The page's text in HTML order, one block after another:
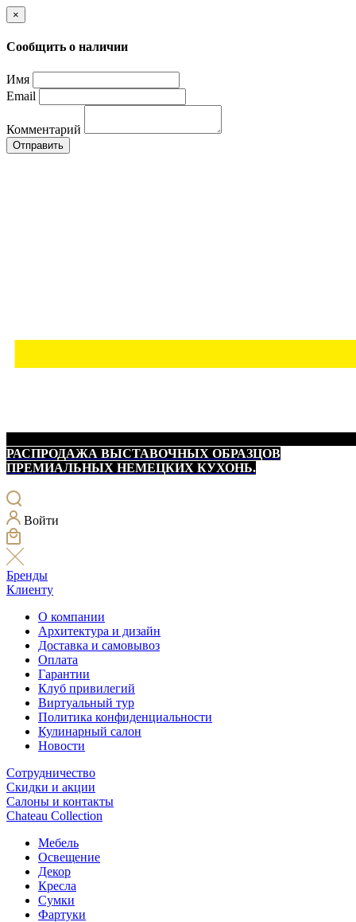
×
Сообщить о наличии
Имя
Email
Комментарий
Отправить
РАСПРОДАЖА ВЫСТАВОЧНЫХ ОБРАЗЦОВ
ПРЕМИАЛЬНЫХ НЕМЕЦКИХ КУХОНЬ.
Войти
Бренды
Клиенту
О компании
Архитектура и дизайн
Доставка и самовывоз
Оплата
Гарантии
Клуб привилегий
Виртуальный тур
Политика конфиденциальности
Кулинарный салон
Новости
Сотрудничество
Скидки и акции
Салоны и контакты
Chateau Collection
Мебель
Освещение
Декор
Кресла
Сумки
Фартуки